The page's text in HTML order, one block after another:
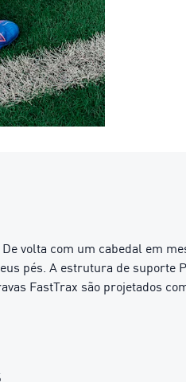
volta com um cabedal em
pés. A estrutura de
FastTrax são projetados